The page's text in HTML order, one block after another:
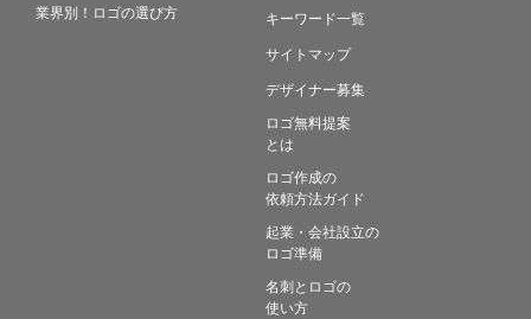
業界別！ロゴの選び方
キーワード一覧
サイトマップ
デザイナー募集
ロゴ無料提案
とは
ロゴ作成の
依頼方法ガイド
起業・会社設立の
ロゴ準備
名刺とロゴの
使い方